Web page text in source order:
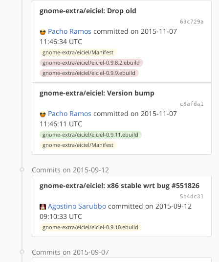
gnome-extra/eiciel: Drop old
63c729a
Pacho Ramos committed on 2015-11-07
11:46:34 UTC
gnome-extra/eiciel/Manifest
gnome-extra/eiciel/eiciel-0.9.8.2.ebuild
gnome-extra/eiciel/eiciel-0.9.9.ebuild
gnome-extra/eiciel: Version bump
c8afda1
Pacho Ramos committed on 2015-11-07
11:46:11 UTC
gnome-extra/eiciel/eiciel-0.9.11.ebuild
gnome-extra/eiciel/Manifest
Commits on 2015-09-12
gnome-extra/eiciel: x86 stable wrt bug #551826
5b4dc31
Agostino Sarubbo committed on 2015-09-12
09:10:33 UTC
gnome-extra/eiciel/eiciel-0.9.10.ebuild
Commits on 2015-09-07